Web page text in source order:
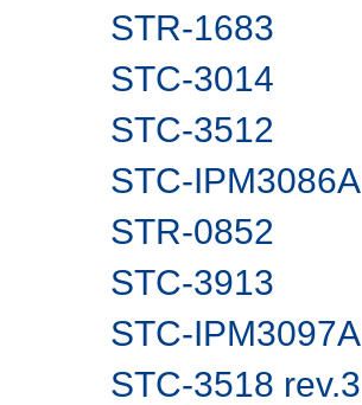
STR-1683
STC-3014
STC-3512
STC-IPM3086A
STR-0852
STC-3913
STC-IPM3097A
STC-3518 rev.3